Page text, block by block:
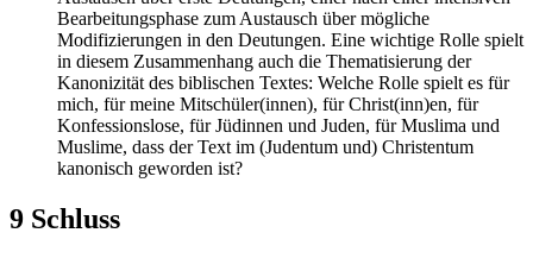
Bearbeitungsphase zum Austausch über mögliche
Modifizierungen in den Deutungen. Eine wichtige Rolle spielt
in diesem Zusammenhang auch die Thematisierung der
Kanonizität des biblischen Textes: Welche Rolle spielt es für
mich, für meine Mitschüler(innen), für Christ(inn)en, für
Konfessionslose, für Jüdinnen und Juden, für Muslima und
Muslime, dass der Text im (Judentum und) Christentum
kanonisch geworden ist?
9 Schluss